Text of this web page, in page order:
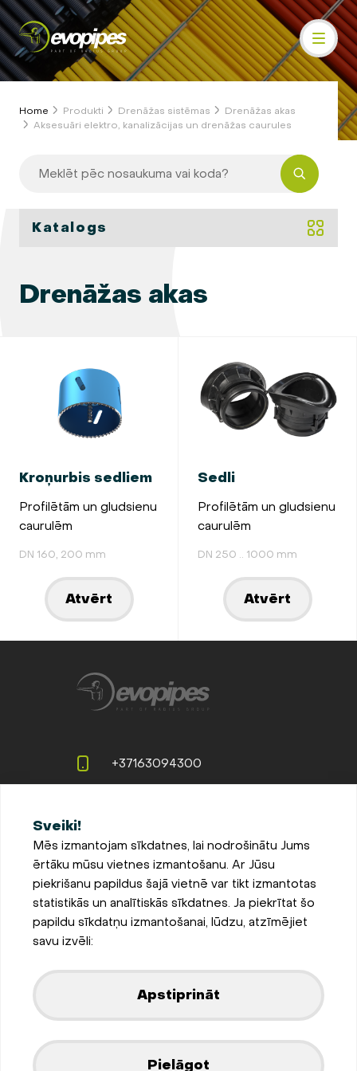
Home Produkti Drenāžas sistēmas
Drenāžas akas
Aksesuāri elektro, kanalizācijas un drenāžas caurules
Katalogs
Drenāžas akas
Kroņurbis sedliem
Profilētām un gludsienu
caurulēm
DN 160, 200 mm
Atvērt
Sedli
Profilētām un gludsienu
caurulēm
DN 250 .. 1000 mm
Atvērt
Sveiki!
Mēs izmantojam sīkdatnes, lai nodrošinātu Jums
ērtāku mūsu vietnes izmantošanu. Ar Jūsu
piekrišanu papildus šajā vietnē var tikt izmantotas
statistikās un analītiskās sīkdatnes. Ja piekrītat šo
papildu sīkdatņu izmantošanai, lūdzu, atzīmējiet
savu izvēli:
Apstiprināt
Pielāgot
+37163094300
LV-3002, Latvija
Pieteikties jaunumiem
Sīkdatņu iestatījumi
Privātuma un sīkdatņu
Izstrādājis